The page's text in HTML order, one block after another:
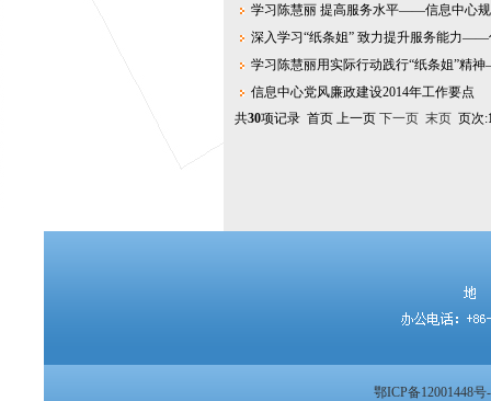
学习陈慧丽 提高服务水平——信息中心
深入学习“纸条姐” 致力提升服务能力
学习陈慧丽用实际行动践行“纸条姐”
信息中心党风廉政建设2014年工作要点
共30项记录 首页 上一页 下一页 末页 页次:
鄂ICP备12001448